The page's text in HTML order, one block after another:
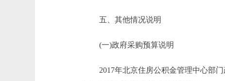
五、其他情况说明
(一)政府采购预算说明
2017年北京住房公积金管理中心部门